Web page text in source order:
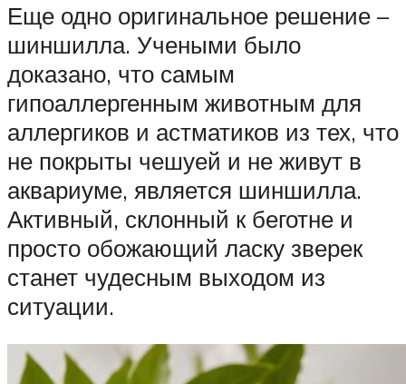
Еще одно оригинальное решение –
шиншилла. Учеными было
доказано, что самым
гипоаллергенным животным для
аллергиков и астматиков из тех, что
не покрыты чешуей и не живут в
аквариуме, является шиншилла.
Активный, склонный к беготне и
просто обожающий ласку зверек
станет чудесным выходом из
ситуации.